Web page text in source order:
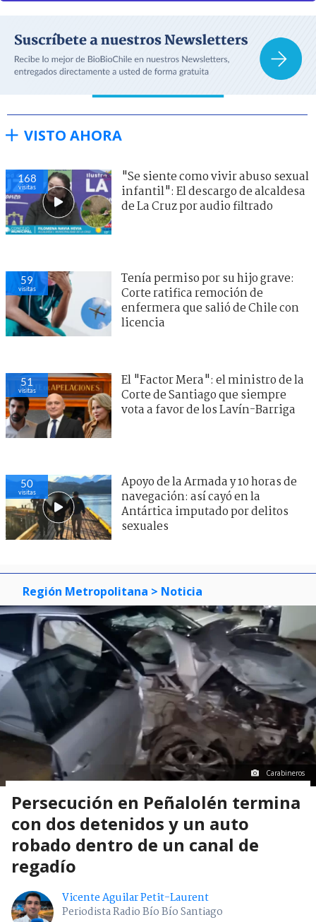
VISTO AHORA
168
visitas
"Se siente como vivir abuso sexual
infantil": El descargo de alcaldesa
de La Cruz por audio filtrado
59
visitas
Tenía permiso por su hijo grave:
Corte ratifica remoción de
enfermera que salió de Chile con
licencia
51
visitas
El "Factor Mera": el ministro de la
Corte de Santiago que siempre
vota a favor de los Lavín-Barriga
50
visitas
Apoyo de la Armada y 10 horas de
navegación: así cayó en la
Antártica imputado por delitos
sexuales
Región Metropolitana > Noticia
Carabineros
Persecución en Peñalolén termina
con dos detenidos y un auto
robado dentro de un canal de
regadío
Vicente Aguilar Petit-Laurent
Periodista Radio Bío Bío Santiago